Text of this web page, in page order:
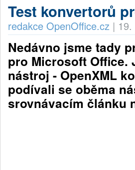
Test konvertorů
redakce OpenOffice.cz |
Nedávno jsme tady
pro Microsoft Office.
nástroj - OpenXML
podívali se oběma
srovnávacím článku